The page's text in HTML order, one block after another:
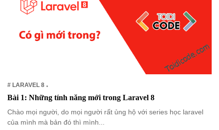
# LARAVEL 8
Bài 1: Những tính năng mới trong Laravel 8
Chào mọi người, do mọi người rất ủng hộ với series học laravel
của mình mà bản đó thì mình...